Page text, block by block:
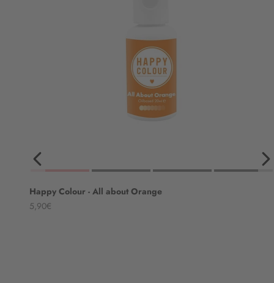
Happy Colour - All about Orange
Angebot
5,90€